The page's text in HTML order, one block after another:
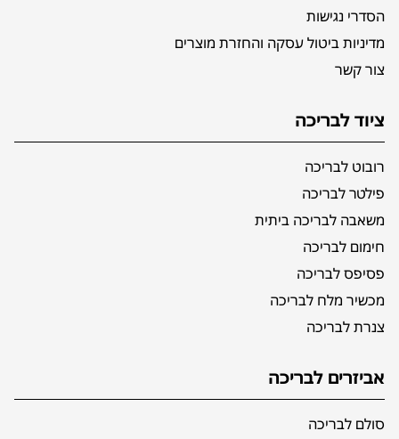
הסדרי נגישות
מדיניות ביטול עסקה והחזרת מוצרים
צור קשר
ציוד לבריכה
רובוט לבריכה
פילטר לבריכה
משאבה לבריכה ביתית
חימום לבריכה
פסיפס לבריכה
מכשיר מלח לבריכה
צנרת לבריכה
אביזרים לבריכה
סולם לבריכה